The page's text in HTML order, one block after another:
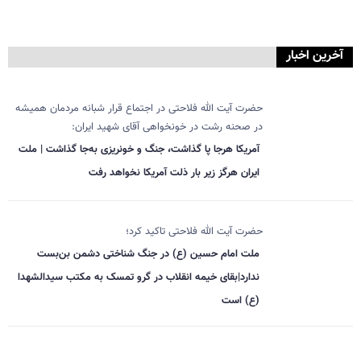
آخرین اخبار
حضرت آیت الله فلاحتی در اجتماع قرار شبانه مردمان همیشه
در صحنه رشت در خونخواهی آقای شهید ایران:
آمریکا هرجا پا گذاشت، جنگ و خونریزی به‌جا گذاشت | ملت
ایران هرگز زیر بار ذلت آمریکا نخواهد رفت
حضرت آیت الله فلاحتی تاکید کرد؛
ملت امام حسین (ع) در جنگ شناختی دشمن بن‌بست
ندارد|بقای خیمه انقلاب در گرو تمسک به مکتب سیدالشهدا
(ع) است